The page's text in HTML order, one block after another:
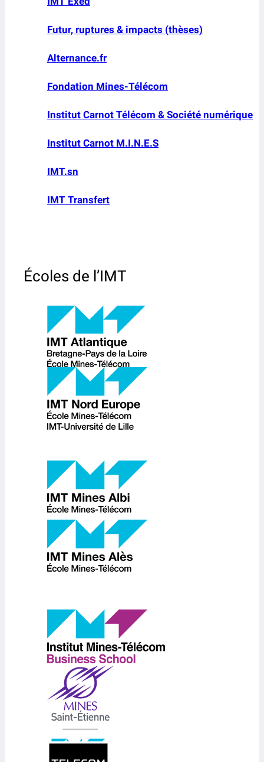
Futur, ruptures & impacts (thèses)
Alternance.fr
Fondation Mines-Télécom
Institut Carnot Télécom & Société numérique
Institut Carnot M.I.N.E.S
IMT.sn
IMT Transfert
Écoles de l’IMT